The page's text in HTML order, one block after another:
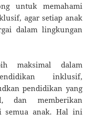
untuk memahami
agar setiap anak
dalam lingkungan
maksimal dalam
inklusif,
pendidikan yang
dan memberikan
semua anak. Hal ini